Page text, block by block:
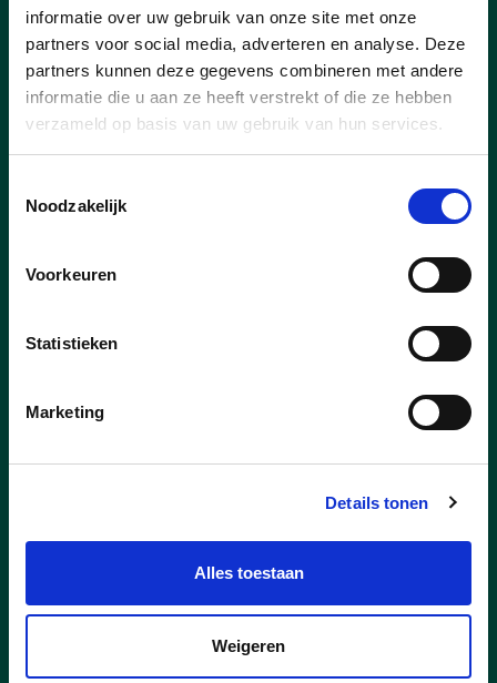
informatie over uw gebruik van onze site met onze
partners voor social media, adverteren en analyse. Deze
partners kunnen deze gegevens combineren met andere
informatie die u aan ze heeft verstrekt of die ze hebben
verzameld op basis van uw gebruik van hun services.
Noodzakelijk
Voorkeuren
Statistieken
Marketing
Details tonen
Alles toestaan
Weigeren
Goedkoper op weg: cd&v-
schepen Kristof Van Gansen
breidt taxicheques voor 80-
19/06/26
Goed nieuws voor onze oudere inwoners!
taxicheques uit naar alle 80-plussers met
een verhoogde tegemoetkoming. cd&v-
schepen van Welzijn Kristof Van Gansen
wil hiermee eenzaamheid tegengaan en
cheques hebben een waarde van 5 euro,
maar kosten voor de gebruiker slechts de
lees meer